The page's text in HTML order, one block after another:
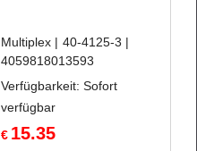
€ 15.35
Multiplex
40-4125-3
4059818013593
Verfügbarkeit: Sofort
verfügbar